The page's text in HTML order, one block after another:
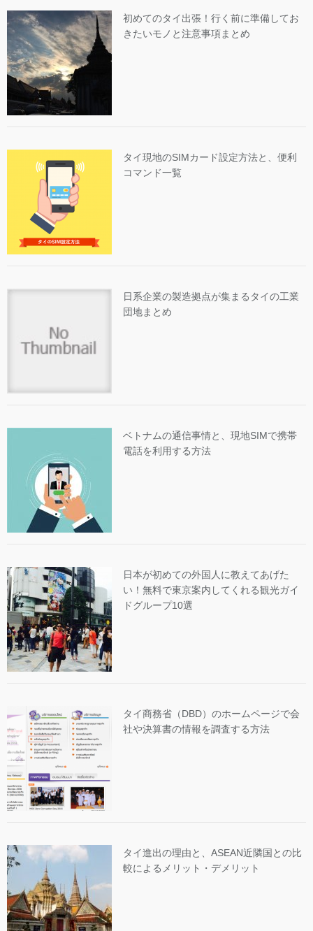
初めてのタイ出張！行く前に準備してお
きたいモノと注意事項まとめ
タイ現地のSIMカード設定方法と、便利
コマンド一覧
日系企業の製造拠点が集まるタイの工業
団地まとめ
ベトナムの通信事情と、現地SIMで携帯
電話を利用する方法
日本が初めての外国人に教えてあげた
い！無料で東京案内してくれる観光ガイ
ドグループ10選
タイ商務省（DBD）のホームページで会
社や決算書の情報を調査する方法
タイ進出の理由と、ASEAN近隣国との比
較によるメリット・デメリット